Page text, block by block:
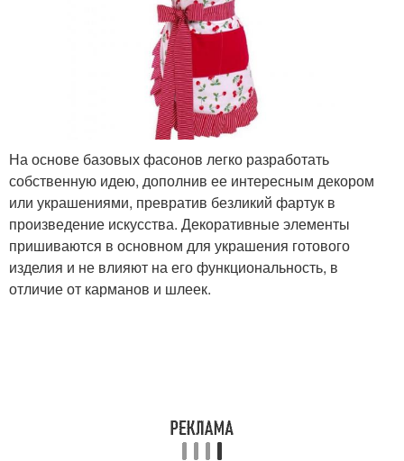
На основе базовых фасонов легко разработать
собственную идею, дополнив ее интересным декором
или украшениями, превратив безликий фартук в
произведение искусства. Декоративные элементы
пришиваются в основном для украшения готового
изделия и не влияют на его функциональность, в
отличие от карманов и шлеек.